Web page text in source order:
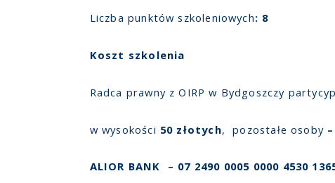
Liczba punktów szkoleniowych: 8
Koszt szkolenia
Radca prawny z OIRP w Bydgoszczy
w wysokości 50 złotych, pozostałe osoby
ALIOR BANK – 07 2490 0005 0000 4530